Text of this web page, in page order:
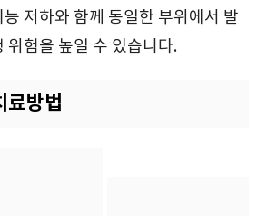
저하와 함께 동일한 부위에서 발
위험을 높일 수 있습니다.
료방법